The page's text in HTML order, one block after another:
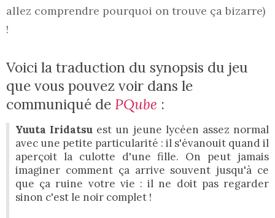
allez comprendre pourquoi on trouve ça bizarre)
!
Voici la traduction du synopsis du jeu
que vous pouvez voir dans le
communiqué de PQube :
Yuuta Iridatsu est un jeune lycéen assez normal
avec une petite particularité : il s'évanouit quand il
aperçoit la culotte d'une fille. On peut jamais
imaginer comment ça arrive souvent jusqu'à ce
que ça ruine votre vie : il ne doit pas regarder
sinon c'est le noir complet !